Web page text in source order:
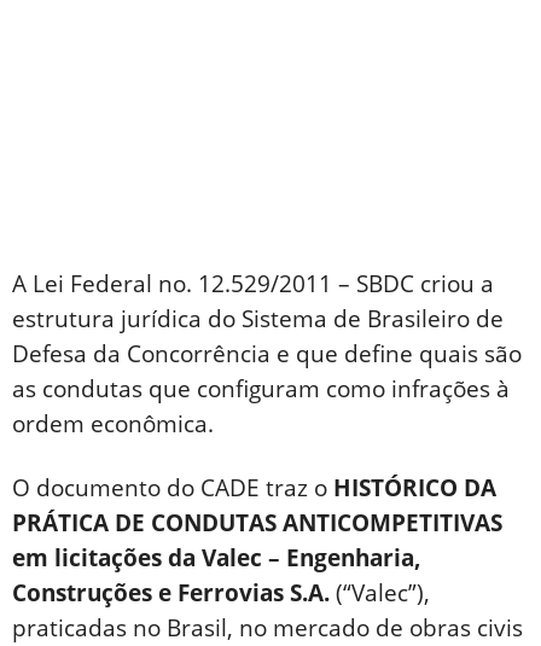
A Lei Federal no. 12.529/2011 – SBDC criou a
estrutura jurídica do Sistema de Brasileiro de
Defesa da Concorrência e que define quais são
as condutas que configuram como infrações à
ordem econômica.
O documento do CADE traz o HISTÓRICO DA
PRÁTICA DE CONDUTAS ANTICOMPETITIVAS
em licitações da Valec – Engenharia,
Construções e Ferrovias S.A.(“Valec”),
praticadas no Brasil, no mercado de obras civis